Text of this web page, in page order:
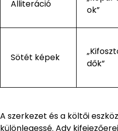
Alliteráció
ok”
Sötét képek
dők”
A szerkezet és a költői
különlegessé. Ady